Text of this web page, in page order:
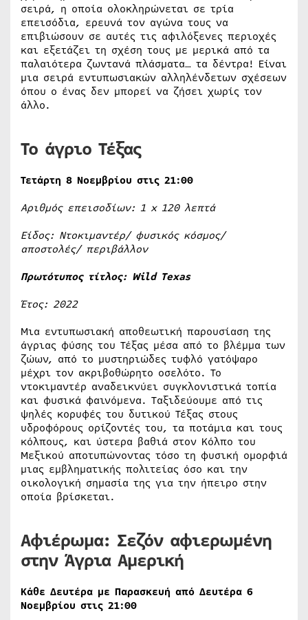
σειρά, η οποία ολοκληρώνεται σε τρία
επεισόδια, ερευνά τον αγώνα τους να
επιβιώσουν σε αυτές τις αφιλόξενες περιοχές
και εξετάζει τη σχέση τους με μερικά από τα
παλαιότερα ζωντανά πλάσματα… τα δέντρα! Είναι
μια σειρά εντυπωσιακών αλληλένδετων σχέσεων
όπου ο ένας δεν μπορεί να ζήσει χωρίς τον
άλλο.
Το άγριο Τέξας
Τετάρτη 8 Νοεμβρίου στις 21:00
Αριθμός επεισοδίων: 1 x120 λεπτά
Είδος: Ντοκιμαντέρ/ φυσικός κόσμος/
αποστολές/ περιβάλλον
Πρωτότυπος τίτλος: Wild Texas
Έτος: 2022
Μια εντυπωσιακή αποθεωτική παρουσίαση της
άγριας φύσης του Τέξας μέσα από το βλέμμα των
ζώων, από το μυστηριώδες τυφλό γατόψαρο
μέχρι τον ακριβοθώρητο οσελότο. Το
ντοκιμαντέρ αναδεικνύει συγκλονιστικά τοπία
και φυσικά φαινόμενα. Ταξιδεύουμε από τις
ψηλές κορυφές του δυτικού Τέξας στους
υδροφόρους ορίζοντές του, τα ποτάμια και τους
κόλπους, και ύστερα βαθιά στον Κόλπο του
Μεξικού αποτυπώνοντας τόσο τη φυσική ομορφιά
μιας εμβληματικής πολιτείας όσο και την
οικολογική σημασία της για την ήπειρο στην
οποία βρίσκεται.
Αφιέρωμα: Σεζόν αφιερωμένη
στην Άγρια Αμερική
Κάθε Δευτέρα με Παρασκευή από Δευτέρα 6
Νοεμβρίου στις 21:00